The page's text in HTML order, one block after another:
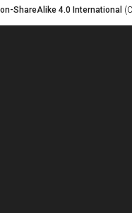
ShareAlike 4.0 International